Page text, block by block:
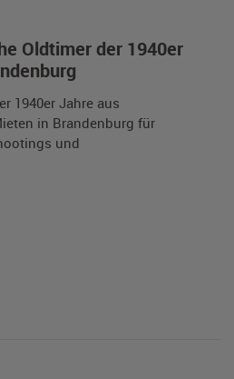
Oldtimer der 1940er
1940er Jahre aus
in Brandenburg für
und